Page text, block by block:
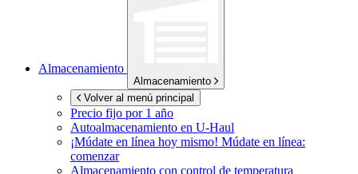
Almacenamiento
Almacenamiento
Volver al menú principal
Precio fijo por 1 año
Autoalmacenamiento en U-Haul
¡Múdate en línea hoy mismo! Múdate en línea:
comenzar
Almacenamiento con control de temperatura